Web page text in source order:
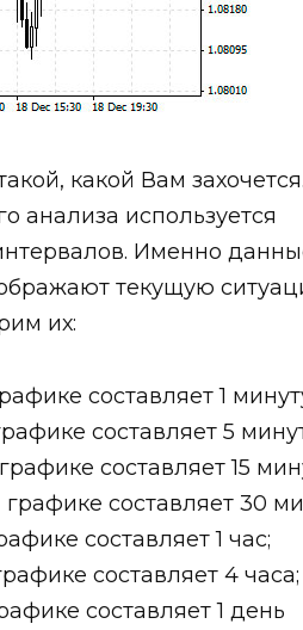
какой Вам захочется.
анализа используется
Именно
текущую
их:
составляет 1
составляет 5
составляет 15
составляет 30
составляет 1 час;
составляет 4 часа;
составляет 1 день